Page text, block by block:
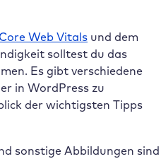
Web Vitals und dem
solltest du das
Es gibt verschiedene
in WordPress zu
der wichtigsten Tipps
sonstige Abbildungen sind